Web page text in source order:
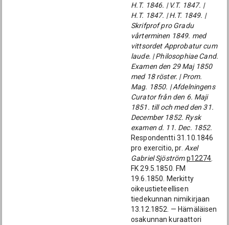
H.T. 1846. | V.T. 1847. |
H.T. 1847. | H.T. 1849. |
Skrifprof pro Gradu
vårterminen 1849. med
vittsordet Approbatur cum
laude. | Philosophiae Cand.
Examen den 29 Maj 1850
med 18 röster. | Prom.
Mag. 1850. | Afdelningens
Curator från den 6. Maji
1851. till och med den 31.
December 1852. Rysk
examen d. 11. Dec. 1852.
Respondentti 31.10.1846
pro exercitio, pr. Axel
Gabriel Sjöström p12274
FK 29.5.1850. FM
19.6.1850. Merkitty
oikeustieteellisen
tiedekunnan nimikirjaan
13.12.1852. — Hämäläisen
osakunnan kuraattori